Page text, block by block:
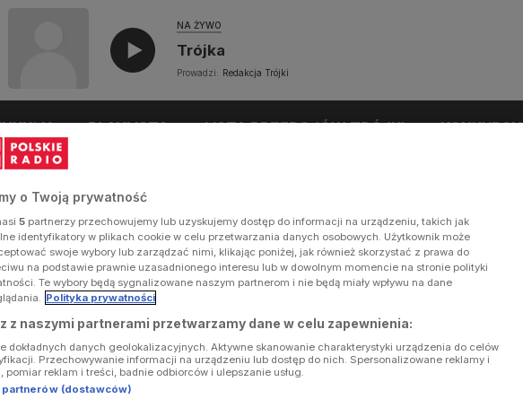
NA ŻYWO
Trójka
Prowadzi: Redakcja Trójki
PLAYLISTA LISTA PRZEBOJÓW TRÓJKI KONKURSY
o Twoją prywatność
5 partnerzy przechowujemy lub uzyskujemy dostęp do informacji na urządzeniu, takich jak
identyfikatory w plikach cookie w celu przetwarzania danych osobowych. Użytkownik może
swoje wybory lub zarządzać nimi, klikając poniżej, jak również skorzystać z prawa do
na podstawie prawnie uzasadnionego interesu lub w dowolnym momencie na stronie polityki
Te wybory będą sygnalizowane naszym partnerom i nie będą miały wpływu na dane
Polityka prywatności
z naszymi partnerami przetwarzamy dane w celu zapewnienia:
dokładnych danych geolokalizacyjnych. Aktywne skanowanie charakterystyki urządzenia do celów
Przechowywanie informacji na urządzeniu lub dostęp do nich. Spersonalizowane reklamy i
pomiar reklam i treści, badnie odbiorców i ulepszanie usług.
partnerów (dostawców)